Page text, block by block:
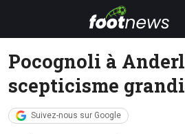
Pocognoli à
scepticisme
Suivez-nous sur Google